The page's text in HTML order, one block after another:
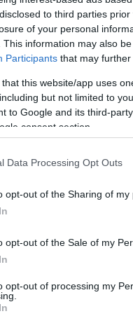
to third parties
of your personal
This information may also
Participants that may further
that this website/app uses
but not limited to
to Google and its third-
consent section.
Data Processing Opt Outs
opt-out of the Sharing of my
opt-out of the Sale of my
opt-out of processing my
φάσεις πάνω στο
πήρε το side out
το σετ με 11-
Ονόπας,
42 επιθέσεις, 9